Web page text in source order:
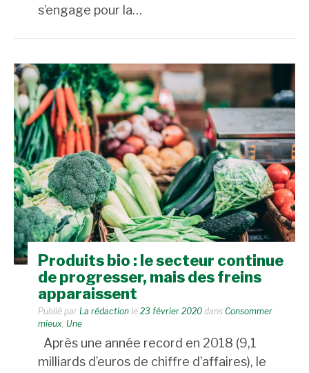
s’engage pour la…
Produits bio : le secteur continue
de progresser, mais des freins
apparaissent
Publié par La rédaction le 23 février 2020 dans Consommer
mieux, Une
Après une année record en 2018 (9,1
milliards d’euros de chiffre d’affaires), le